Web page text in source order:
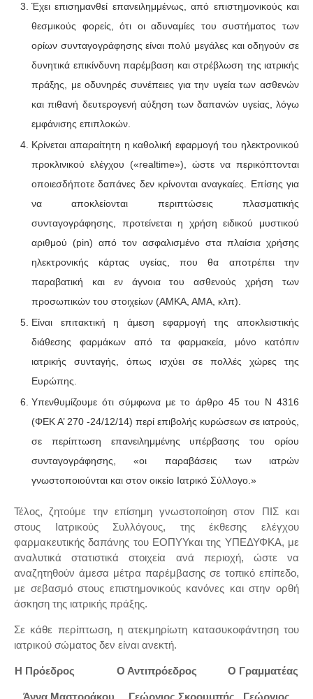
Έχει επισημανθεί επανειλημμένως, από επιστημονικούς και
θεσμικούς φορείς, ότι οι αδυναμίες του συστήματος των
ορίων συνταγογράφησης είναι πολύ μεγάλες και οδηγούν σε
δυνητικά επικίνδυνη παρέμβαση και στρέβλωση της ιατρικής
πράξης, με οδυνηρές συνέπειες για την υγεία των ασθενών
και πιθανή δευτερογενή αύξηση των δαπανών υγείας, λόγω
εμφάνισης επιπλοκών.
Κρίνεται απαραίτητη η καθολική εφαρμογή του ηλεκτρονικού
προκλινικού ελέγχου («realtime»), ώστε να περικόπτονται
οποιεσδήποτε δαπάνες δεν κρίνονται αναγκαίες. Επίσης για
να αποκλείονται περιπτώσεις πλασματικής
συνταγογράφησης, προτείνεται η χρήση ειδικού μυστικού
αριθμού (pin) από τον ασφαλισμένο στα πλαίσια χρήσης
ηλεκτρονικής κάρτας υγείας, που θα αποτρέπει την
παραβατική και εν άγνοια του ασθενούς χρήση των
προσωπικών του στοιχείων (ΑΜΚΑ, ΑΜΑ, κλπ).
Είναι επιτακτική η άμεση εφαρμογή της αποκλειστικής
διάθεσης φαρμάκων από τα φαρμακεία, μόνο κατόπιν
ιατρικής συνταγής, όπως ισχύει σε πολλές χώρες της
Ευρώπης.
Υπενθυμίζουμε ότι σύμφωνα με το άρθρο 45 του Ν 4316
(ΦΕΚ Α’ 270 -24/12/14) περί επιβολής κυρώσεων σε ιατρούς,
σε περίπτωση επανειλημμένης υπέρβασης του ορίου
συνταγογράφησης, «οι παραβάσεις των ιατρών
γνωστοποιούνται και στον οικείο Ιατρικό Σύλλογο.»
Τέλος, ζητούμε την επίσημη γνωστοποίηση στον ΠΙΣ και
στους Ιατρικούς Συλλόγους, της έκθεσης ελέγχου
φαρμακευτικής δαπάνης του ΕΟΠΥΥκαι της ΥΠΕΔΥΦΚΑ, με
αναλυτικά στατιστικά στοιχεία ανά περιοχή, ώστε να
αναζητηθούν άμεσα μέτρα παρέμβασης σε τοπικό επίπεδο,
με σεβασμό στους επιστημονικούς κανόνες και στην ορθή
άσκηση της ιατρικής πράξης.
Σε κάθε περίπτωση, η ατεκμηρίωτη κατασυκοφάντηση του
ιατρικού σώματος δεν είναι ανεκτή.
Η Πρόεδρος Ο Αντιπρόεδρος Ο Γραμματέας